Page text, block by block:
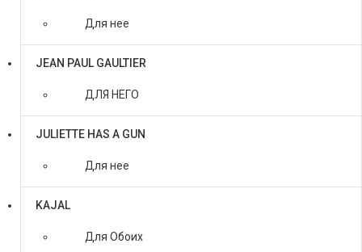
Для нее
JEAN PAUL GAULTIER
ДЛЯ НЕГО
JULIETTE HAS A GUN
Для нее
KAJAL
Для Обоих